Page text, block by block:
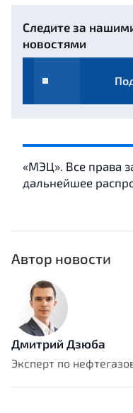
Следите за
новостями
«МЭЦ». Все права
дальнейшее
Автор новости
Дмитрий Дзюба
Эксперт по